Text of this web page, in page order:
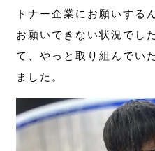
トナー企業にお願いする
お願いできない状況でし
て、やっと取り組んでい
ました。